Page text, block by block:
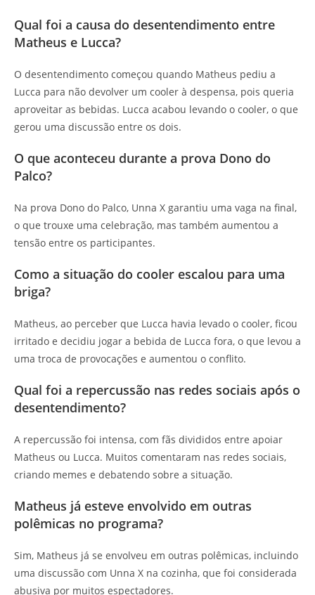
Qual foi a causa do desentendimento entre
Matheus e Lucca?
O desentendimento começou quando Matheus pediu a
Lucca para não devolver um cooler à despensa, pois queria
aproveitar as bebidas. Lucca acabou levando o cooler, o que
gerou uma discussão entre os dois.
O que aconteceu durante a prova Dono do
Palco?
Na prova Dono do Palco, Unna X garantiu uma vaga na final,
o que trouxe uma celebração, mas também aumentou a
tensão entre os participantes.
Como a situação do cooler escalou para uma
briga?
Matheus, ao perceber que Lucca havia levado o cooler, ficou
irritado e decidiu jogar a bebida de Lucca fora, o que levou a
uma troca de provocações e aumentou o conflito.
Qual foi a repercussão nas redes sociais após o
desentendimento?
A repercussão foi intensa, com fãs divididos entre apoiar
Matheus ou Lucca. Muitos comentaram nas redes sociais,
criando memes e debatendo sobre a situação.
Matheus já esteve envolvido em outras
polêmicas no programa?
Sim, Matheus já se envolveu em outras polêmicas, incluindo
uma discussão com Unna X na cozinha, que foi considerada
abusiva por muitos espectadores.